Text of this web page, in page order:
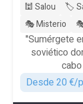
🕍 Salou 🏷️
🎭 Misterio
"Sumérgete
soviético
Desde 20 €/p